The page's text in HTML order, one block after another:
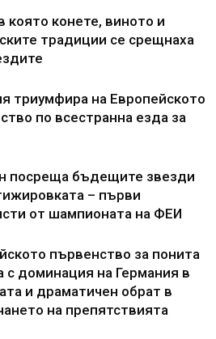
която конете, виното и
традиции се срещнаха
триумфира на Европейското
по всестранна езда за
посреща бъдещите звезди
– първи
от шампионата на ФЕИ
първенство за понита
с доминация на Германия в
и драматичен обрат в
на препятствията